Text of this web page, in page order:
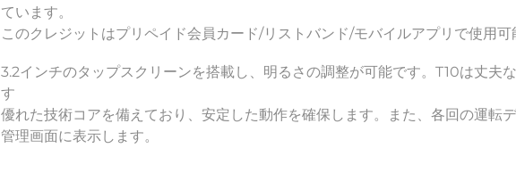
ています。
このクレジットはプリペイド会員カード/リストバンド/モバイルアプリで使用可
3.2インチのタップスクリーンを搭載し、明るさの調整が可能です。T10は丈夫
す
優れた技術コアを備えており、安定した動作を確保します。また、各回の運転
管理画面に表示します。